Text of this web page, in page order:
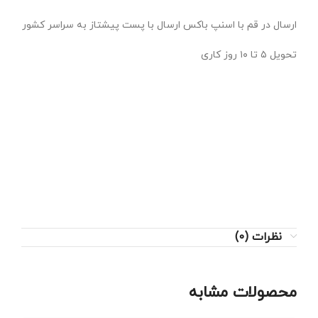
ارسال در قم با اسنپ باکس ارسال با پست پیشتاز به سراسر کشور
تحویل ۵ تا ۱۰ روز کاری
نظرات (0)
محصولات مشابه